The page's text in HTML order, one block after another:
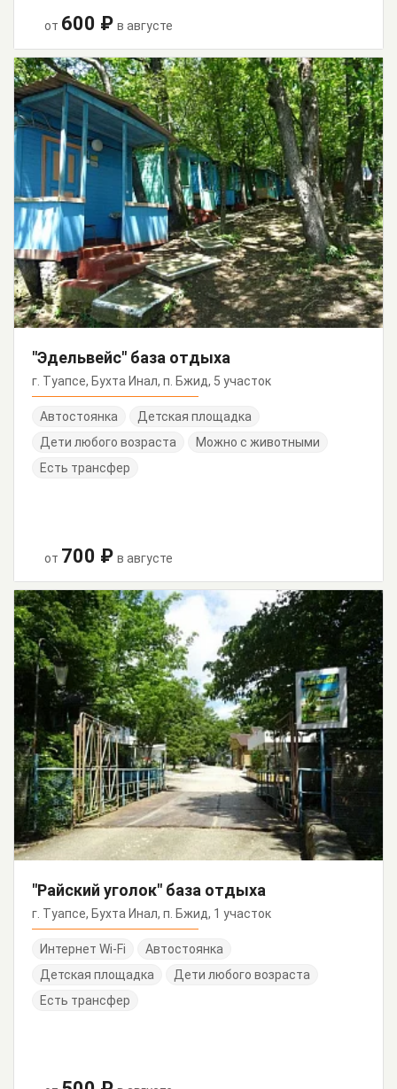
от 600 ₽ в августе
"Эдельвейс" база отдыха
г. Туапсе, Бухта Инал, п. Бжид, 5 участок
Автостоянка
Детская площадка
Дети любого возраста
Можно с животными
Есть трансфер
от 700 ₽ в августе
"Райский уголок" база отдыха
г. Туапсе, Бухта Инал, п. Бжид, 1 участок
Интернет Wi-Fi
Автостоянка
Детская площадка
Дети любого возраста
Есть трансфер